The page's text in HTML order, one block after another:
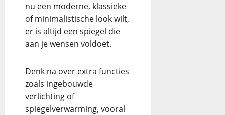
nu een moderne, klassieke
of minimalistische look wilt,
er is altijd een spiegel die
aan je wensen voldoet.
Denk na over extra functies
zoals ingebouwde
verlichting of
spiegelverwarming, vooral